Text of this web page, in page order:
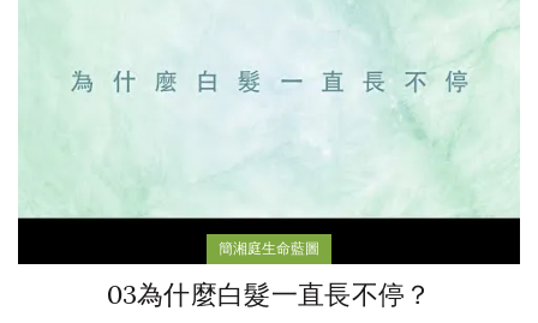
簡湘庭生命藍圖
03為什麼白髮一直長不停？